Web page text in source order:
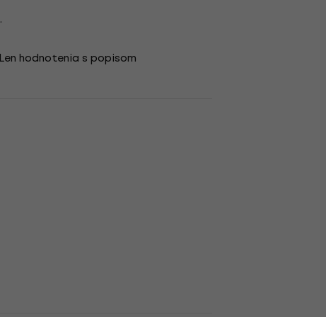
Len hodnotenia s popisom